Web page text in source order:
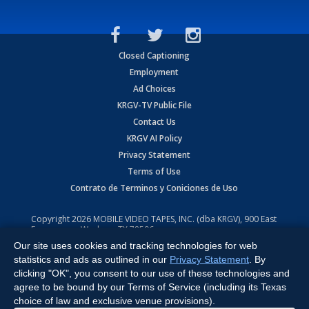
Closed Captioning
Employment
Ad Choices
KRGV-TV Public File
Contact Us
KRGV AI Policy
Privacy Statement
Terms of Use
Contrato de Terminos y Coniciones de Uso
Copyright2026 MOBILE VIDEO TAPES, INC. (dba KRGV), 900 East
Expressway, Weslaco, TX 78596.
All Rights Reserved. Powered by:Ruby Shore Software
Our site uses cookies and tracking technologies for web
statistics and ads as outlined in our Privacy Statement . By
clicking "OK", you consent to our use of these technologies and
agree to be bound by our Terms of Service (including its Texas
choice of law and exclusive venue provisions).